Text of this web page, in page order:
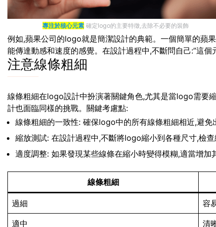
專注於核心元素 確定logo的主要特徵,去除不必要的裝飾
例如,蘋果公司的logo就是簡潔設計的典範。一個簡單的蘋
能傳達動感和速度的感覺。在設計過程中,不斷問自己:”這
注意線條粗細
線條粗細在logo設計中扮演著關鍵角色,尤其是當logo需要
計也面臨同樣的挑戰。關鍵考慮點:
線條粗細的一致性: 確保logo中的所有線條粗細相近,避免
縮放測試: 在設計過程中,不斷將logo縮小到各種尺寸,檢查
適度調整: 如果發現某些線條在縮小時變得模糊,適當增加
線條粗細
過細 容
適中 清